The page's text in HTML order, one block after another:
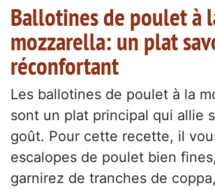
Ballotines de poulet à
mozzarella: un plat
réconfortant
Les ballotines de poulet à la
sont un plat principal qui allie
goût. Pour cette recette, il
escalopes de poulet bien
garnirez de tranches de